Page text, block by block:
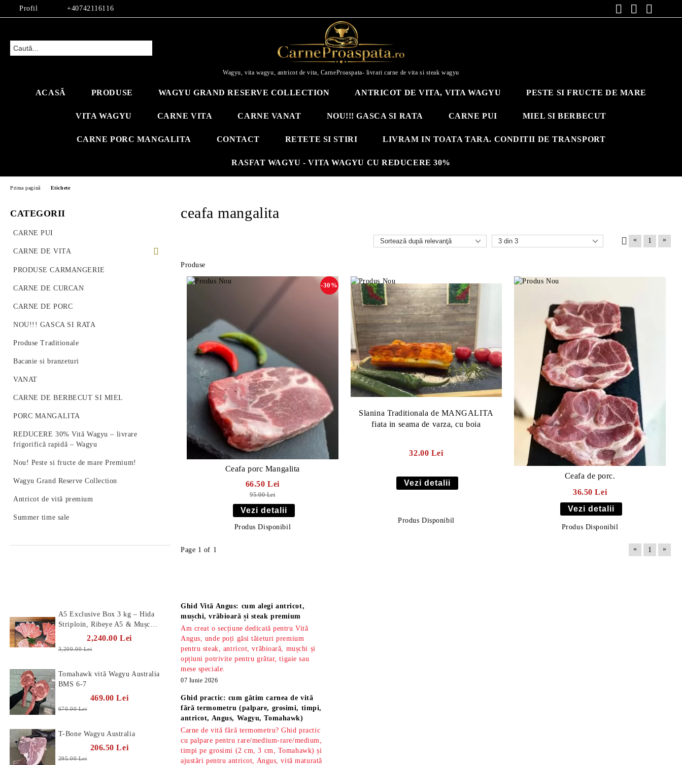
Profil +40742116116
Wagyu, vita wagyu, antricot de vita, CarneProaspata- livrari carne de vita si steak wagyu
ACASĂ PRODUSE WAGYU GRAND RESERVE COLLECTION ANTRICOT DE VITA, VITA WAGYU PESTE SI FRUCTE DE MARE
VITA WAGYU CARNE VITA CARNE VANAT NOU!!! GASCA SI RATA CARNE PUI MIEL SI BERBECUT
CARNE PORC MANGALITA CONTACT RETETE SI STIRI LIVRAM IN TOATA TARA. CONDITII DE TRANSPORT
RASFAT WAGYU - VITA WAGYU CU REDUCERE 30%
CATEGORII
CARNE PUI
CARNE DE VITA
PREMIUM BEEF STEAK
VITA ROMANEASCA
VITA WAGYU
Vită Angus Premium
PRODUSE CARMANGERIE
CARNE DE CURCAN
CARNE DE PORC
NOU!!! GASCA SI RATA
Produse Traditionale
Bacanie si branzeturi
VANAT
CARNE DE BERBECUT SI MIEL
PORC MANGALITA
REDUCERE 30% Vită Wagyu – livrare
frigorifică rapidă – Wagyu
Nou! Peste si fructe de mare Premium!
Wagyu Grand Reserve Collection
Antricot de vită premium
Summer time sale
Prima pagină Etichete
ceafa mangalita
« 1 »
Produse
Ceafa porc Mangalita
-30%
66.50 Lei
95.00 Lei
Vezi detalii
Produs Disponibil
Slanina Traditionala de MANGALITA
fiata in seama de varza, cu boia
32.00 Lei
Vezi detalii
Produs Disponibil
Ceafa de porc.
36.50 Lei
Vezi detalii
Produs Disponibil
Page 1 of 1 « 1 »
A5 Exclusive Box 3 kg – Hida
Striploin, Ribeye A5 & Mușchi
2,240.00 Lei
3,200.00 Lei
Tomahawk vită Wagyu Australia
BMS 6-7
469.00 Lei
670.00 Lei
T-Bone Wagyu Australia
206.50 Lei
295.00 Lei
Ghid Vită Angus: cum alegi antricot,
mușchi, vrăbioară și steak premium
Am creat o secțiune dedicată pentru Vită
Angus, unde poți găsi tăieturi premium
pentru steak, antricot, vrăbioară, mușchi și
opțiuni potrivite pentru grătar, tigaie sau
mese speciale.
07 Iunie 2026
Ghid practic: cum gătim carnea de vită
fără termometru (palpare, grosimi, timpi,
antricot, Angus, Wagyu, Tomahawk)
Carne de vită fără termometru? Ghid practic
cu palpare pentru rare/medium-rare/medium,
timpi pe grosimi (2 cm, 3 cm, Tomahawk) și
ajustări pentru antricot, Angus, vită maturată